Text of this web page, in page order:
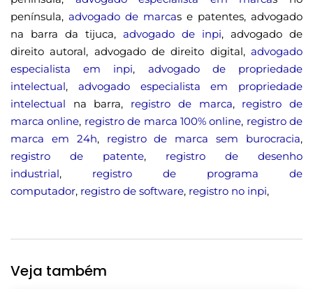
península, advogado de marcas e patentes, advogado
na barra da tijuca, advogado de inpi, advogado de
direito autoral, advogado de direito digital, advogado
especialista em inpi, advogado de propriedade
intelectual, advogado especialista em propriedade
intelectual na barra, registro de marca, registro de
marca online, registro de marca 100% online, registro de
marca em 24h, registro de marca sem burocracia,
registro de patente, registro de desenho
industrial, registro de programa de
computador, registro de software, registro no inpi,
Veja também